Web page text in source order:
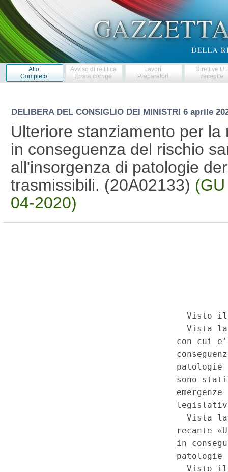
Atto
Completo
Avviso di rettifica
Errata corrige
Lavori
Preparatori
Direttive
recepite
DELIBERA DEL CONSIGLIO DEI MINISTRI 6 aprile
Ulteriore stanziamento per
in conseguenza del rischio
all'insorgenza di patologie
trasmissibili. (20A02133)
04-2020)